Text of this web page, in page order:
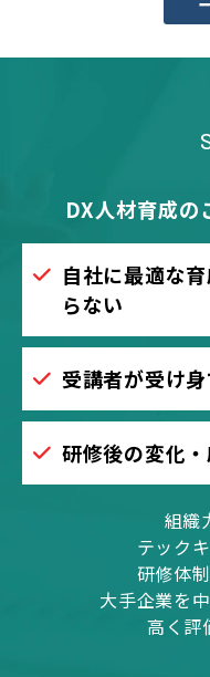
DX人材育成の
自社に最適な
らない
受講者が受け
研修後の変化
組織
テック
研修体
大手企業を
高く評